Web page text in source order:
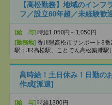
【高松勤務】地域のインフ
フ／設立60年超／未経験歓
[給 与] 時給1,050円～1,050円
[勤務地] 香川県高松市サンポート8番
駅：JR高松駅、ことでん高松築港駅）
高時給！土日休み！日勤の
作成[派遣]
[給 与] 時給1300円